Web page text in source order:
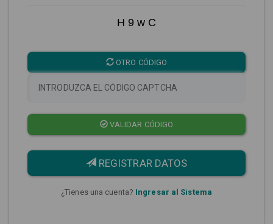
H 9 w C
OTRO CÓDIGO
VALIDAR CÓDIGO
REGISTRAR DATOS
¿Tienes una cuenta? Ingresar al Sistema